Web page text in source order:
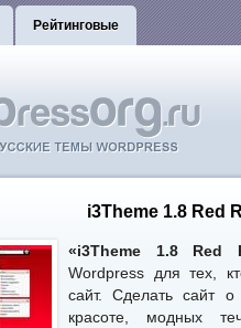
Рейтинговые
i3Theme 1.8 Red
«i3Theme 1.8 Red
Wordpress для тех,
сайт. Сделать сайт
красоте, модных